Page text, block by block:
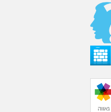
גאווה